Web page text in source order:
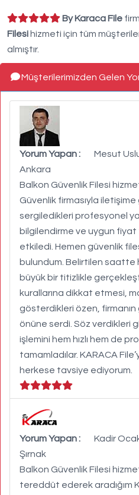
By Karaca File
Filesi hizmeti için tüm
almıştır.
Müşterilerimizden Gelen
Yorum Yapan : Mesut
Ankara
Balkon Güvenlik Filesi
Güvenlik firmasıyla
sergiledikleri profesyonel
bilgilendirme ve uygun
etkiledi. Hemen güvenlik
bulundum. Belirtilen saatte
büyük bir titizlikle
kurallarına dikkat etmesi,
gösterdikleri özen, firmanın
önüne serdi. Söz verdikleri
işlemini hem hızlı hem de
tamamladılar. KARACA
herkese tavsiye ediyorum.
Yorum Yapan : Kadir
Şırnak
Balkon Güvenlik Filesi
tereddüt ederek aradığım